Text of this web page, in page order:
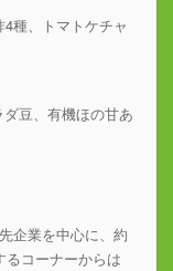
種、トマトケチャ
豆、有機ほの甘あ
企業を中心に、約
るコーナーからは